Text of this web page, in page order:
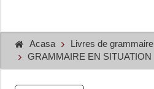
Acasa
Livres de grammaire
GRAMMAIRE EN SITUATION